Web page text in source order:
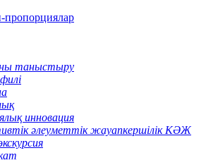
таныстыру
инновация
әлеуметтік жауапкершілік КӘЖ